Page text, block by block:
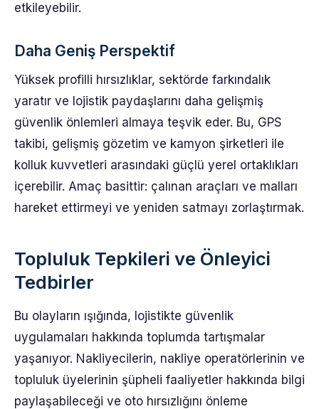
etkileyebilir.
Daha Geniş Perspektif
Yüksek profilli hırsızlıklar, sektörde farkındalık
yaratır ve lojistik paydaşlarını daha gelişmiş
güvenlik önlemleri almaya teşvik eder. Bu, GPS
takibi, gelişmiş gözetim ve kamyon şirketleri ile
kolluk kuvvetleri arasındaki güçlü yerel ortaklıkları
içerebilir. Amaç basittir: çalınan araçları ve malları
hareket ettirmeyi ve yeniden satmayı zorlaştırmak.
Topluluk Tepkileri ve Önleyici
Tedbirler
Bu olayların ışığında, lojistikte güvenlik
uygulamaları hakkında toplumda tartışmalar
yaşanıyor. Nakliyecilerin, nakliye operatörlerinin ve
topluluk üyelerinin şüpheli faaliyetler hakkında bilgi
paylaşabileceği ve oto hırsızlığını önleme